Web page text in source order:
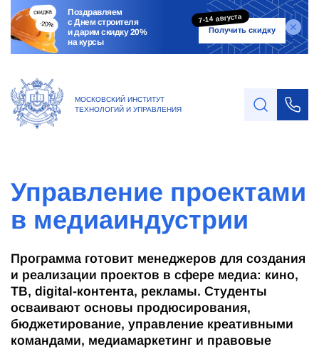
Поздравляем
с Днем строителя
и дарим скидку 20%
на курсы
7-14 августа
Получить скидку
МОСКОВСКИЙ ИНСТИТУТ
ТЕХНОЛОГИЙ И УПРАВЛЕНИЯ
Управление проектами
в медиаиндустрии
Программа готовит менеджеров для создания
и реализации проектов в сфере медиа: кино,
ТВ, digital-контента, рекламы. Студенты
осваивают основы продюсирования,
бюджетирование, управление креативными
командами, медиамаркетинг и правовые